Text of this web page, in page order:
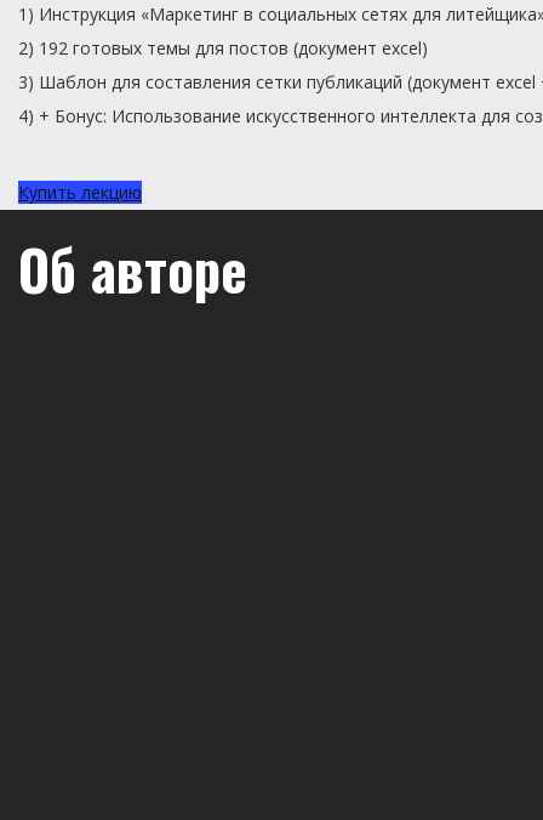
1) Инструкция «Маркетинг в социальных сетях для
2) 192 готовых темы для постов (документ excel)
3) Шаблон для составления сетки публикаций (документ excel
4) + Бонус: Использование искусственного интеллекта для
Купить лекцию
Об авторе